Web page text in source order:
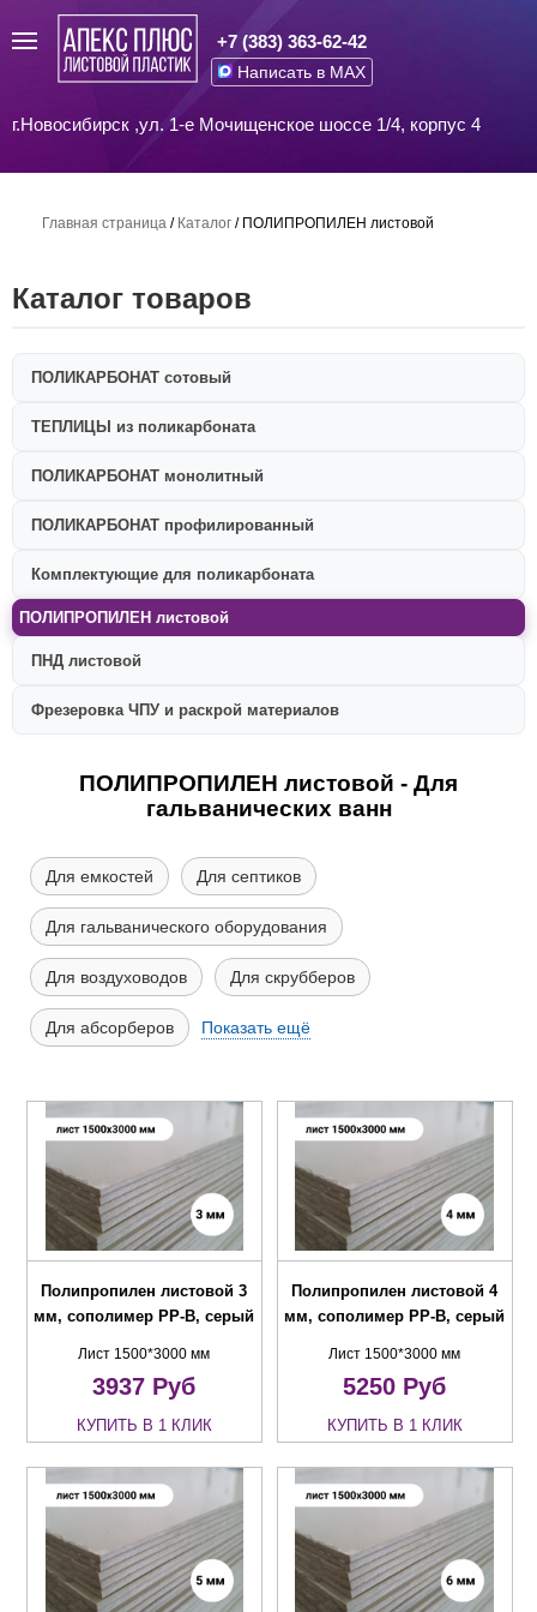
+7 (383) 363-62-42
Написать в MAX
г.Новосибирск ,ул. 1-е Мочищенское шоссе 1/4, корпус 4
Главная страница / Каталог / ПОЛИПРОПИЛЕН листовой
Каталог товаров
ПОЛИКАРБОНАТ сотовый
ТЕПЛИЦЫ из поликарбоната
ПОЛИКАРБОНАТ монолитный
ПОЛИКАРБОНАТ профилированный
Комплектующие для поликарбоната
ПОЛИПРОПИЛЕН листовой
ПНД листовой
Фрезеровка ЧПУ и раскрой материалов
ПОЛИПРОПИЛЕН листовой - Для
гальванических ванн
Для емкостей Для септиков
Для гальванического оборудования
Для воздуховодов Для скрубберов
Для абсорберов Показать ещё
Полипропилен листовой 3
мм, сополимер PP-B, серый
Лист 1500*3000 мм
3937 Руб
КУПИТЬ В 1 КЛИК
Полипропилен листовой 4
мм, сополимер PP-B, серый
Лист 1500*3000 мм
5250 Руб
КУПИТЬ В 1 КЛИК